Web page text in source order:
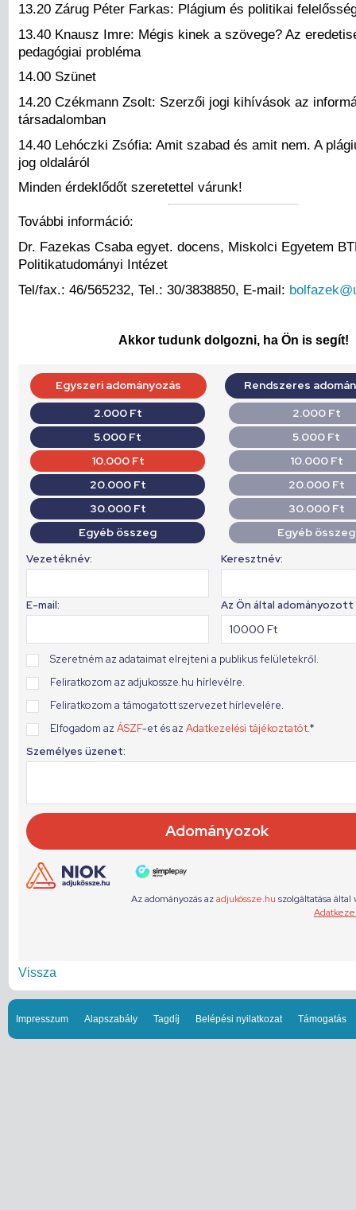
13.20 Zárug Péter Farkas: Plágium és politikai
13.40 Knausz Imre: Mégis kinek a szövege? Az
pedagógiai probléma
14.00 Szünet
14.20 Czékmann Zsolt: Szerzői jogi kihívások az
társadalomban
14.40 Lehóczki Zsófia: Amit szabad és amit nem. A
jog oldaláról
Minden érdeklődőt szeretettel várunk!
További információ:
Dr. Fazekas Csaba egyet. docens, Miskolci Egyetem
Politikatudományi Intézet
Tel/fax.: 46/565232, Tel.: 30/3838850, E-mail:
Akkor tudunk dolgozni, ha Ön is segít!
Vissza
Impresszum Alapszabály Tagdíj Belépési nyilatkozat Támogatás